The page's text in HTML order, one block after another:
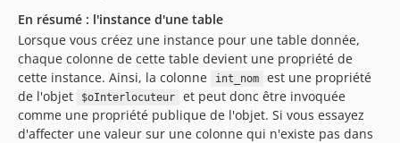
En résumé : l'instance d'une table
Lorsque vous créez une instance pour une table donnée,
chaque colonne de cette table devient une propriété de
cette instance. Ainsi, la colonne
int_nom
est une propriété
de l'objet
$oInterlocuteur
et peut donc être invoquée
comme une propriété publique de l'objet. Si vous essayez
d'affecter une valeur sur une colonne qui n'existe pas dans